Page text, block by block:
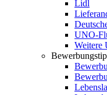
Lidl
UNO-
Weitere